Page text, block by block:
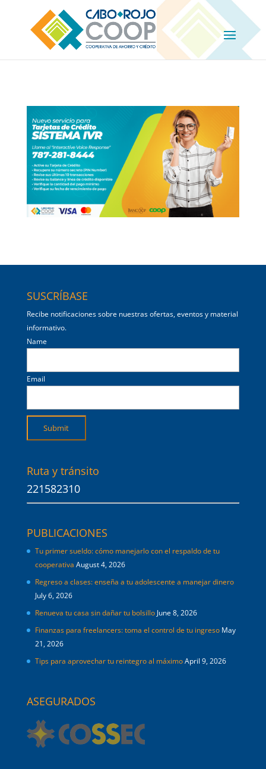
SUSCRÍBASE
Recibe notificaciones sobre nuestras ofertas, eventos y material
informativo.
Name
Email
Ruta y tránsito
221582310
PUBLICACIONES
Tu primer sueldo: cómo manejarlo con el respaldo de tu
cooperativa August 4, 2026
Regreso a clases: enseña a tu adolescente a manejar dinero
July 6, 2026
Renueva tu casa sin dañar tu bolsillo June 8, 2026
Finanzas para freelancers: toma el control de tu ingreso May
21, 2026
Tips para aprovechar tu reintegro al máximoApril 9, 2026
ASEGURADOS